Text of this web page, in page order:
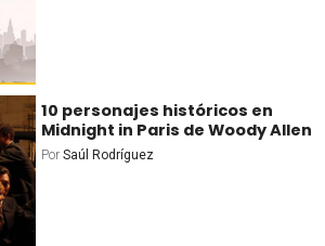
10 personajes históricos en
Midnight in Paris de Woody Allen
Por Saúl Rodríguez